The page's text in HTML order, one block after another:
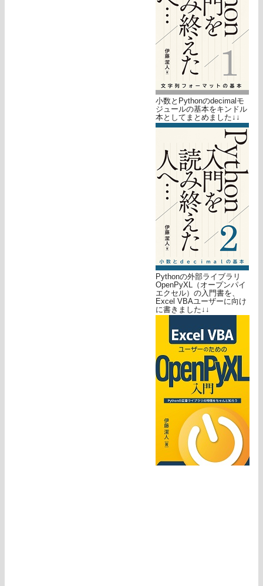
小数とPythonのdecimalモ
ジュールの基本をキンドル
本としてまとめました↓↓
Pythonの外部ライブラリ
OpenPyXL（オープンパイ
エクセル）の入門書を、
Excel VBAユーザーに向け
に書きました↓↓